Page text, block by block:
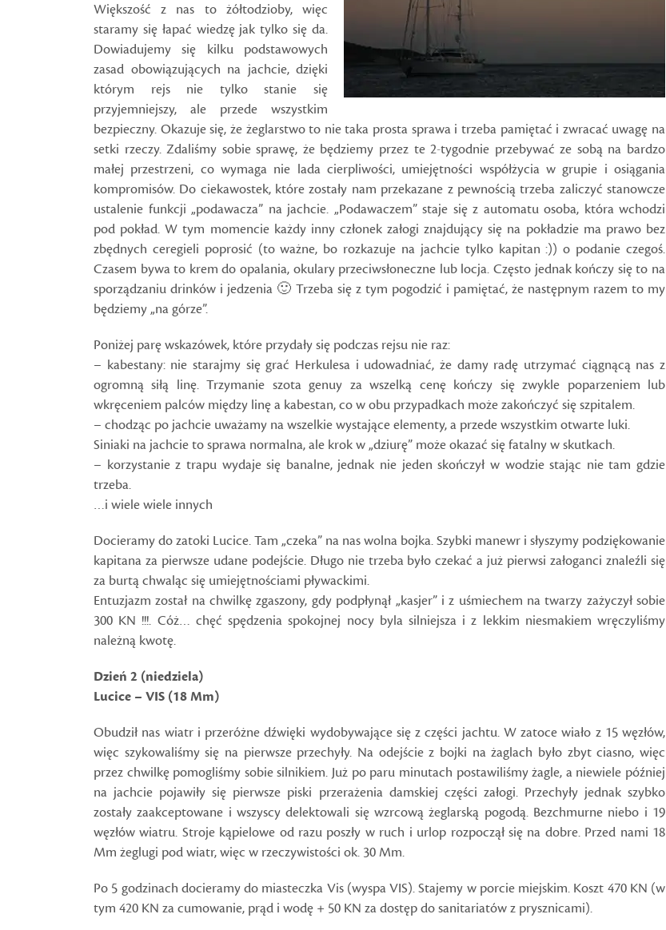
Większość z nas to żółtodzioby, więc
staramy się łapać wiedzę jak tylko się da.
Dowiadujemy się kilku podstawowych
zasad obowiązujących na jachcie, dzięki
którym rejs nie tylko stanie się
przyjemniejszy, ale przede wszystkim
bezpieczny. Okazuje się, że żeglarstwo to nie taka prosta sprawa i trzeba pamiętać i zwracać uwagę na
setki rzeczy. Zdaliśmy sobie sprawę, że będziemy przez te 2-tygodnie przebywać ze sobą na bardzo
małej przestrzeni, co wymaga nie lada cierpliwości, umiejętności współżycia w grupie i osiągania
kompromisów. Do ciekawostek, które zostały nam przekazane z pewnością trzeba zaliczyć stanowcze
ustalenie funkcji „podawacza” na jachcie. „Podawaczem” staje się z automatu osoba, która wchodzi
pod pokład. W tym momencie każdy inny członek załogi znajdujący się na pokładzie ma prawo bez
zbędnych ceregieli poprosić (to ważne, bo rozkazuje na jachcie tylko kapitan :)) o podanie czegoś.
Czasem bywa to krem do opalania, okulary przeciwsłoneczne lub locja. Często jednak kończy się to na
sporządzaniu drinków i jedzenia 🙂 Trzeba się z tym pogodzić i pamiętać, że następnym razem to my
będziemy „na górze”.
Poniżej parę wskazówek, które przydały się podczas rejsu nie raz:
– kabestany: nie starajmy się grać Herkulesa i udowadniać, że damy radę utrzymać ciągnącą nas z
ogromną siłą linę. Trzymanie szota genuy za wszelką cenę kończy się zwykle poparzeniem lub
wkręceniem palców między linę a kabestan, co w obu przypadkach może zakończyć się szpitalem.
– chodząc po jachcie uważamy na wszelkie wystające elementy, a przede wszystkim otwarte luki.
Siniaki na jachcie to sprawa normalna, ale krok w „dziurę” może okazać się fatalny w skutkach.
– korzystanie z trapu wydaje się banalne, jednak nie jeden skończył w wodzie stając nie tam gdzie
trzeba.
…i wiele wiele innych
Docieramy do zatoki Lucice. Tam „czeka” na nas wolna bojka. Szybki manewr i słyszymy podziękowanie
kapitana za pierwsze udane podejście. Długo nie trzeba było czekać a już pierwsi załoganci znaleźli się
za burtą chwaląc się umiejętnościami pływackimi.
Entuzjazm został na chwilkę zgaszony, gdy podpłynął „kasjer” i z uśmiechem na twarzy zażyczył sobie
300 KN !!!. Cóż… chęć spędzenia spokojnej nocy byla silniejsza i z lekkim niesmakiem wręczyliśmy
należną kwotę.
Dzień 2 (niedziela)
Lucice – VIS (18 Mm)
Obudził nas wiatr i przeróżne dźwięki wydobywające się z części jachtu. W zatoce wiało z 15 węzłów,
więc szykowaliśmy się na pierwsze przechyły. Na odejście z bojki na żaglach było zbyt ciasno, więc
przez chwilkę pomogliśmy sobie silnikiem. Już po paru minutach postawiliśmy żagle, a niewiele później
na jachcie pojawiły się pierwsze piski przerażenia damskiej części załogi. Przechyły jednak szybko
zostały zaakceptowane i wszyscy delektowali się wzrcową żeglarską pogodą. Bezchmurne niebo i 19
węzłów wiatru. Stroje kąpielowe od razu poszły w ruch i urlop rozpoczął się na dobre. Przed nami 18
Mm żeglugi pod wiatr, więc w rzeczywistości ok. 30 Mm.
Po 5 godzinach docieramy do miasteczka Vis (wyspa VIS). Stajemy w porcie miejskim. Koszt 470 KN (w
tym 420 KN za cumowanie, prąd i wodę + 50 KN za dostęp do sanitariatów z prysznicami).